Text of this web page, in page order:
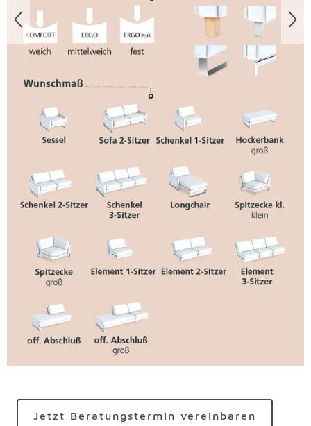
Jetzt Beratungstermin vereinbaren